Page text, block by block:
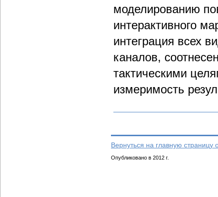
моделированию
интерактивного
интеграция всех
каналов,
тактическими
измеримость
Вернуться на главную страницу
Опубликовано в 2012 г.